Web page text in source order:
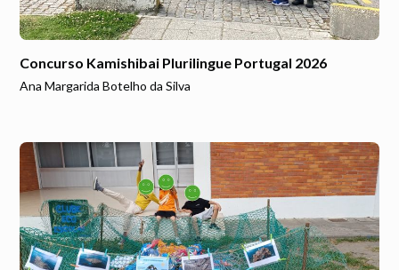
Concurso Kamishibai Plurilingue Portugal 2026
Ana Margarida Botelho da Silva